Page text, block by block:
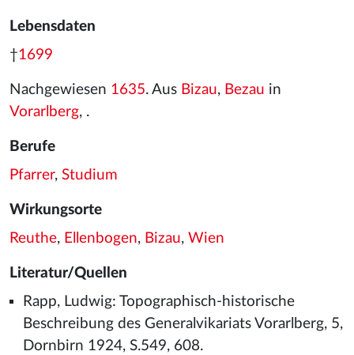
Lebensdaten
†1699
Nachgewiesen 1635. Aus Bizau, Bezau in
Vorarlberg, .
Berufe
Pfarrer, Studium
Wirkungsorte
Reuthe, Ellenbogen, Bizau, Wien
Literatur/Quellen
Rapp, Ludwig: Topographisch-historische
Beschreibung des Generalvikariats Vorarlberg, 5,
Dornbirn 1924, S.549, 608.